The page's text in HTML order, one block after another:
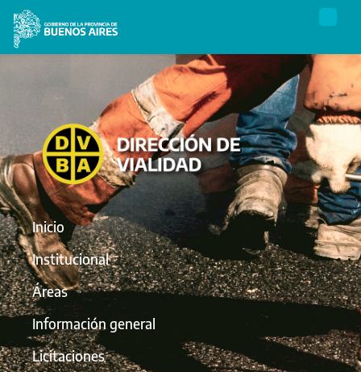
Inicio
Institucional
Áreas
Información general
Licitaciones